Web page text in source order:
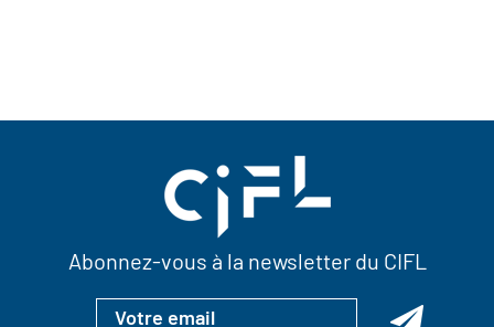
Abonnez-vous à la newsletter du CIFL